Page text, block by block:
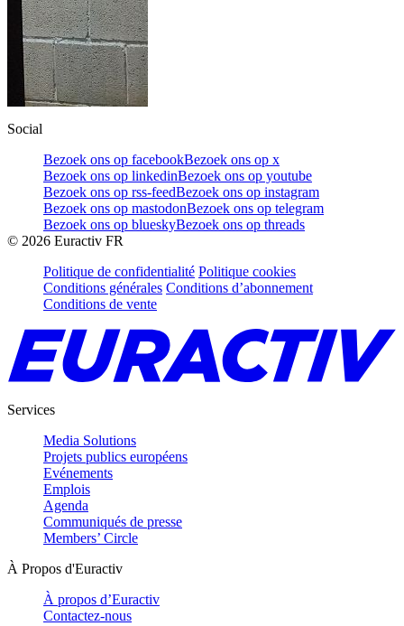
Social
Bezoek ons op facebookBezoek ons op x
Bezoek ons op linkedinBezoek ons op youtube
Bezoek ons op rss-feedBezoek ons op instagram
Bezoek ons op mastodonBezoek ons op telegram
Bezoek ons op blueskyBezoek ons op threads
© 2026 Euractiv FR
Politique de confidentialité Politique cookies
Conditions générales Conditions d’abonnement
Conditions de vente
Services
Media Solutions
Projets publics européens
Evénements
Emplois
Agenda
Communiqués de presse
Members’ Circle
À Propos d'Euractiv
À propos d’Euractiv
Contactez-nous